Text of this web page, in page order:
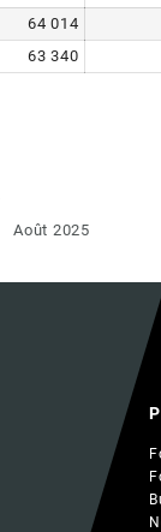
64 014
63 340
Août 2025